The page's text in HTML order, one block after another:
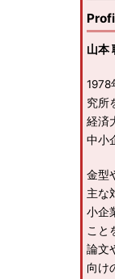
山本
1978
究所
経済
中小
金型
主な
小企
こと
論文
向け